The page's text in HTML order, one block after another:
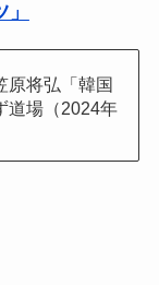
原将弘「韓国
道場（2024年